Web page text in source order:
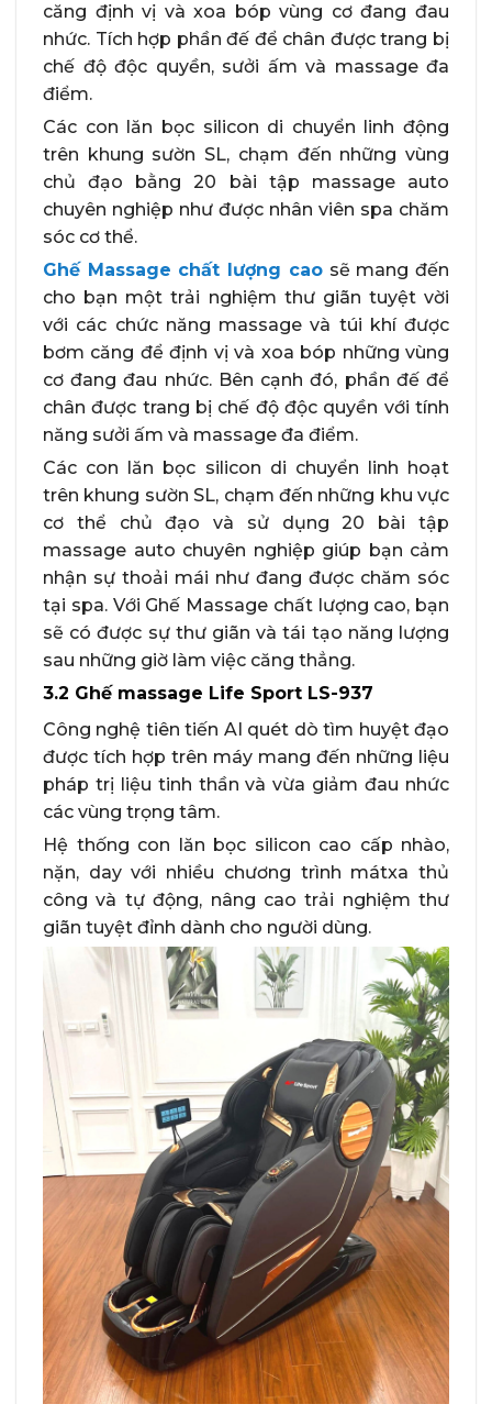
căng định vị và xoa bóp vùng cơ đang đau
nhức. Tích hợp phần đế để chân được trang bị
chế độ độc quyền, sưởi ấm và massage đa
điểm.
Các con lăn bọc silicon di chuyển linh động
trên khung sườn SL, chạm đến những vùng
chủ đạo bằng 20 bài tập massage auto
chuyên nghiệp như được nhân viên spa chăm
sóc cơ thể.
Ghế Massage chất lượng caosẽ mang đến
cho bạn một trải nghiệm thư giãn tuyệt vời
với các chức năng massage và túi khí được
bơm căng để định vị và xoa bóp những vùng
cơ đang đau nhức. Bên cạnh đó, phần đế để
chân được trang bị chế độ độc quyền với tính
năng sưởi ấm và massage đa điểm.
Các con lăn bọc silicon di chuyển linh hoạt
trên khung sườn SL, chạm đến những khu vực
cơ thể chủ đạo và sử dụng 20 bài tập
massage auto chuyên nghiệp giúp bạn cảm
nhận sự thoải mái như đang được chăm sóc
tại spa. Với Ghế Massage chất lượng cao, bạn
sẽ có được sự thư giãn và tái tạo năng lượng
sau những giờ làm việc căng thẳng.
3.2 Ghế massage Life Sport LS-937
Công nghệ tiên tiến AI quét dò tìm huyệt đạo
được tích hợp trên máy mang đến những liệu
pháp trị liệu tinh thần và vừa giảm đau nhức
các vùng trọng tâm.
Hệ thống con lăn bọc silicon cao cấp nhào,
nặn, day với nhiều chương trình mátxa thủ
công và tự động, nâng cao trải nghiệm thư
giãn tuyệt đỉnh dành cho người dùng.